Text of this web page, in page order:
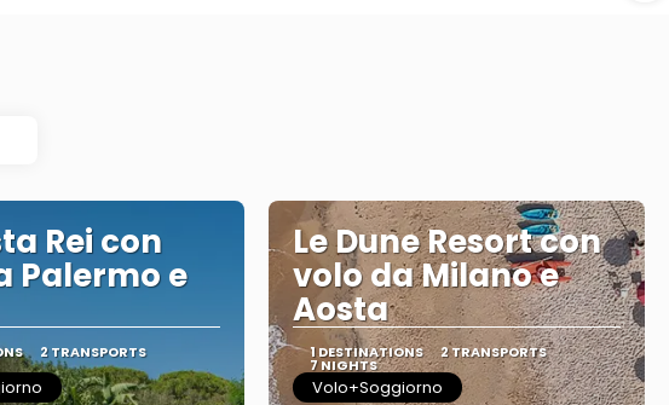
Rei con
Palermo e
2 TRANSPORTS
Le Dune Resort con
volo da Milano e
Aosta
1 DESTINATIONS 2 TRANSPORTS
7 NIGHTS
Volo+Soggiorno